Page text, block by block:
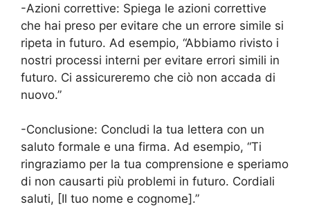
-Azioni correttive: Spiega le azioni correttive
che hai preso per evitare che un errore simile si
ripeta in futuro. Ad esempio, “Abbiamo rivisto i
nostri processi interni per evitare errori simili in
futuro. Ci assicureremo che ciò non accada di
nuovo.”
-Conclusione: Concludi la tua lettera con un
saluto formale e una firma. Ad esempio, “Ti
ringraziamo per la tua comprensione e speriamo
di non causarti più problemi in futuro. Cordiali
saluti, [Il tuo nome e cognome].”